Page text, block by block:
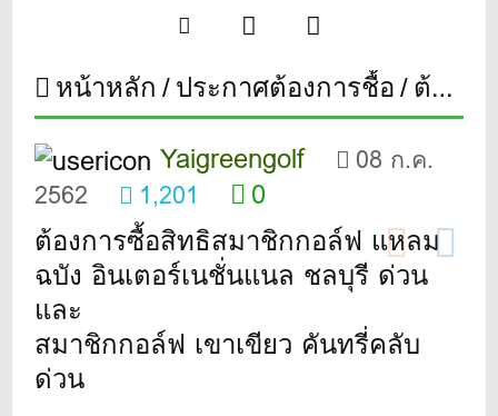
หน้าหลัก ประกาศต้องการชื้อ ต้องการซื้ิอสิทธิสมาชิกกอล์ฟ แหลมฉบัง อินเตอร์เนชั่นแนล ชลบุรี แ
Yaigreengolf
08 ก.ค.
2562
1,201
0
ต้องการซื้อสิทธิสมาชิกกอล์ฟ แหลม
ฉบัง อินเตอร์เนชั่นแนล ชลบุรี ด่วน
และ
สมาชิกกอล์ฟ เขาเขียว คันทรี่คลับ
ด่วน